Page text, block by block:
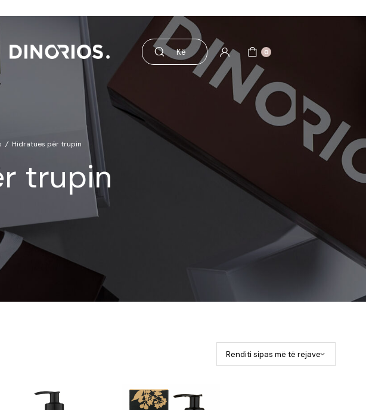
0
/ Hidratues për trupin
trupin